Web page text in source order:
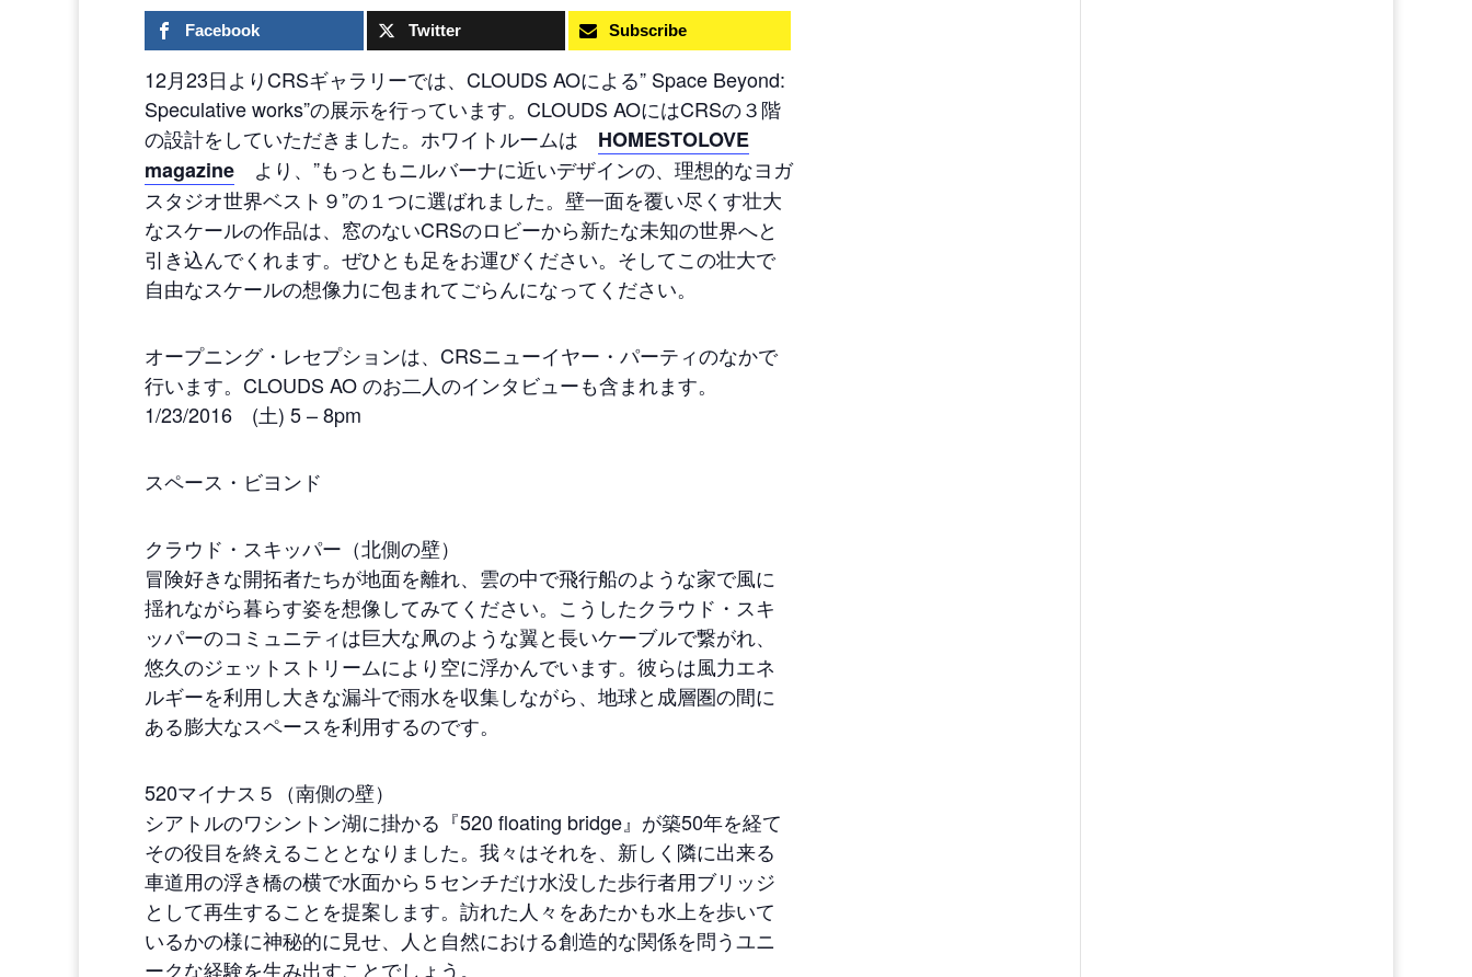
Facebook Twitter Subscribe
12月23日よりCRSギャラリーでは、CLOUDS AOによる” Space Beyond:
Speculative works”の展示を行っています。CLOUDS AOにはCRSの３階
の設計をしていただきました。ホワイトルームは HOMESTOLOVE
magazine より、”もっともニルバーナに近いデザインの、理想的なヨガ
スタジオ世界ベスト９”の１つに選ばれました。壁一面を覆い尽くす壮大
なスケールの作品は、窓のないCRSのロビーから新たな未知の世界へと
引き込んでくれます。ぜひとも足をお運びください。そしてこの壮大で
自由なスケールの想像力に包まれてごらんになってください。
オープニング・レセプションは、CRSニューイヤー・パーティのなかで
行います。CLOUDS AO のお二人のインタビューも含まれます。
1/23/2016 (土) 5 – 8pm
スペース・ビヨンド
クラウド・スキッパー（北側の壁）
冒険好きな開拓者たちが地面を離れ、雲の中で飛行船のような家で風に
揺れながら暮らす姿を想像してみてください。こうしたクラウド・スキ
ッパーのコミュニティは巨大な凧のような翼と長いケーブルで繋がれ、
悠久のジェットストリームにより空に浮かんでいます。彼らは風力エネ
ルギーを利用し大きな漏斗で雨水を収集しながら、地球と成層圏の間に
ある膨大なスペースを利用するのです。
520マイナス５（南側の壁）
シアトルのワシントン湖に掛かる『520 floating bridge』が築50年を経て
その役目を終えることとなりました。我々はそれを、新しく隣に出来る
車道用の浮き橋の横で水面から５センチだけ水没した歩行者用ブリッジ
として再生することを提案します。訪れた人々をあたかも水上を歩いて
いるかの様に神秘的に見せ、人と自然における創造的な関係を問うユニ
ークな経験を生み出すことでしょう。